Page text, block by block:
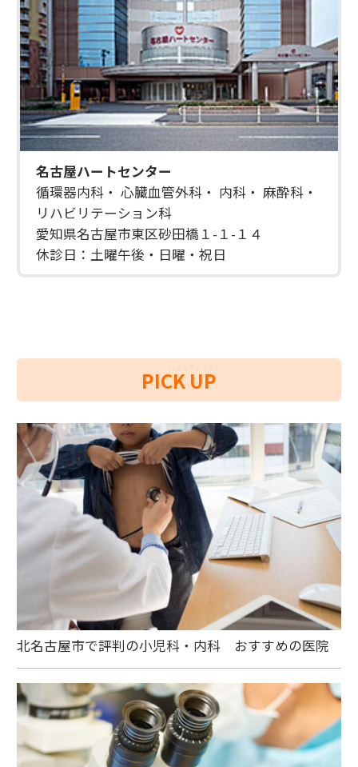
名古屋ハートセンター
循環器内科・ 心臓血管外科・ 内科・ 麻酔科・
リハビリテーション科
愛知県名古屋市東区砂田橋１-１-１４
休診日：土曜午後・日曜・祝日
PICK UP
北名古屋市で評判の小児科・内科 おすすめの医院